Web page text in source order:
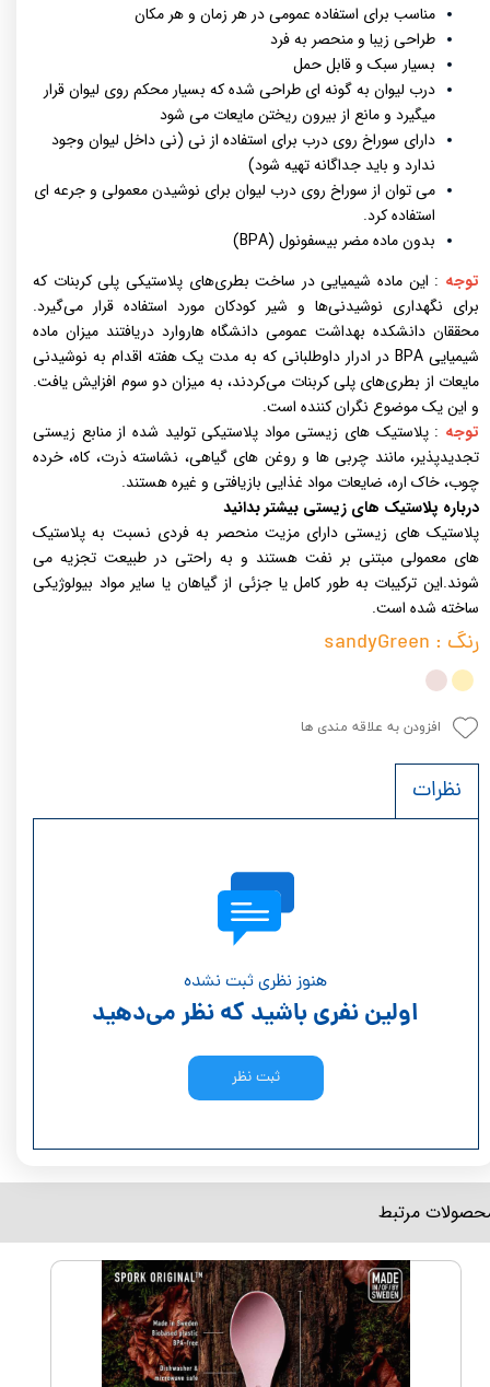
مناسب برای استفاده عمومی در هر زمان و هر مکان
طراحی زیبا و منحصر به فرد
بسیار سبک و قابل حمل
درب لیوان به گونه ای طراحی شده که بسیار محکم روی لیوان قرار
میگیرد و مانع از بیرون ریختن مایعات می شود
دارای سوراخ روی درب برای استفاده از نی (نی داخل لیوان وجود
ندارد و باید جداگانه تهیه شود)
می توان از سوراخ روی درب لیوان برای نوشیدن معمولی و جرعه ای
استفاده کرد.
بدون ماده مضر بیسفونول (BPA)
توجه : این ماده شیمیایی در ساخت بطری‌های پلاستیکی پلی کربنات که
برای نگهداری نوشیدنی‌ها و شیر کودکان مورد استفاده قرار می‌گیرد.
محققان دانشکده بهداشت عمومی دانشگاه هاروارد دریافتند میزان ماده
شیمیایی BPA در ادرار داوطلبانی که به مدت یک هفته اقدام به نوشیدنی
مایعات از بطری‌های پلی کربنات می‌کردند، به میزان دو سوم افزایش یافت.
و این یک موضوع نگران کننده است.
توجه : پلاستیک های زیستی مواد پلاستیکی تولید شده از منابع زیستی
تجدیدپذیر، مانند چربی ها و روغن های گیاهی، نشاسته ذرت، کاه، خرده
چوب، خاک اره، ضایعات مواد غذایی بازیافتی و غیره هستند.
درباره پلاستیک های زیستی بیشتر بدانید
پلاستیک های زیستی دارای مزیت منحصر به فردی نسبت به پلاستیک
های معمولی مبتنی بر نفت هستند و به راحتی در طبیعت تجزیه می
شوند.این ترکیبات به طور کامل یا جزئی از گیاهان یا سایر مواد بیولوژیکی
ساخته شده است.
رنگ : sandyGreen
افزودن به علاقه مندی ها
نظرات
هنوز نظری ثبت نشده
اولین نفری باشید که نظر می‌دهید
ثبت نظر
مرتبط